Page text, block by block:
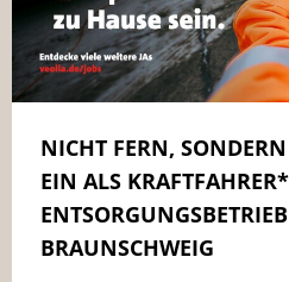
NICHT FERN,
EIN ALS
BRAUNSCHWEIG